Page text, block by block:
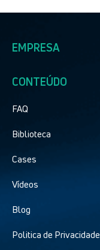
EMPRESA
CONTEÚDO
FAQ
Biblioteca
Cases
Vídeos
Blog
Politica de Privacidade